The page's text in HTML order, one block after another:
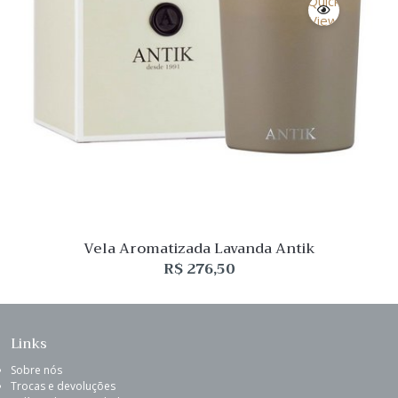
View
Vela Aromatizada Lavanda Antik
R$276,50
Links
Sobre nós
Trocas e devoluções